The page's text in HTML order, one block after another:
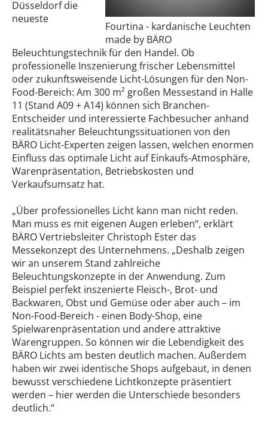
Fourtina - kardanische Leuchten
made by BÄRO
Düsseldorf die
neueste
Beleuchtungstechnik für den Handel. Ob
professionelle Inszenierung frischer Lebensmittel
oder zukunftsweisende Licht-Lösungen für den Non-
Food-Bereich: Am 300 m² großen Messestand in Halle
11 (Stand A09 + A14) können sich Branchen-
Entscheider und interessierte Fachbesucher anhand
realitätsnaher Beleuchtungssituationen von den
BÄRO Licht-Experten zeigen lassen, welchen enormen
Einfluss das optimale Licht auf Einkaufs-Atmosphäre,
Warenpräsentation, Betriebskosten und
Verkaufsumsatz hat.
„Über professionelles Licht kann man nicht reden.
Man muss es mit eigenen Augen erleben“, erklärt
BÄRO Vertriebsleiter Christoph Ester das
Messekonzept des Unternehmens. „Deshalb zeigen
wir an unserem Stand zahlreiche
Beleuchtungskonzepte in der Anwendung. Zum
Beispiel perfekt inszenierte Fleisch-, Brot- und
Backwaren, Obst und Gemüse oder aber auch – im
Non-Food-Bereich - einen Body-Shop, eine
Spielwarenpräsentation und andere attraktive
Warengruppen. So können wir die Lebendigkeit des
BÄRO Lichts am besten deutlich machen. Außerdem
haben wir zwei identische Shops aufgebaut, in denen
bewusst verschiedene Lichtkonzepte präsentiert
werden – hier werden die Unterschiede besonders
deutlich.“